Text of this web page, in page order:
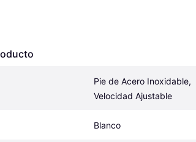
Pie de Acero Inoxidable,
Velocidad Ajustable
Blanco